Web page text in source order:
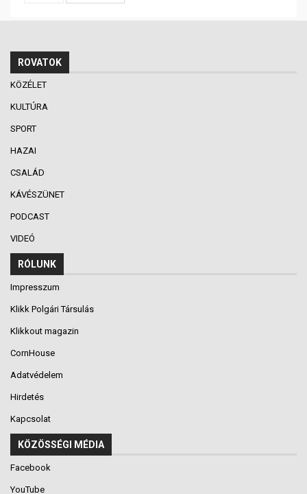
ROVATOK
KÖZÉLET
KULTÚRA
SPORT
HAZAI
CSALÁD
KÁVÉSZÜNET
PODCAST
VIDEÓ
RÓLUNK
Impresszum
Klikk Polgári Társulás
Klikkout magazin
CornHouse
Adatvédelem
Hirdetés
Kapcsolat
KÖZÖSSÉGI MÉDIA
Facebook
YouTube